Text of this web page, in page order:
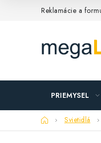
Reklamácie a
PRIEMYSEL
DomovSvietidlá